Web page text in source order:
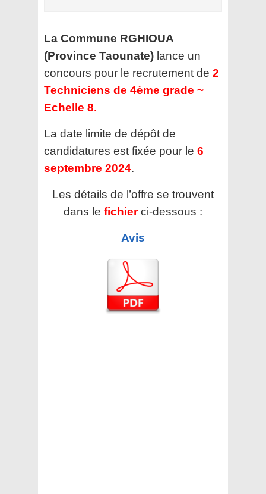
La Commune RGHIOUA
(Province Taounate) lance un
concours pour le recrutement de 2
Techniciens de 4ème grade ~
Echelle 8.
La date limite de dépôt de
candidatures est fixée pour le 6
septembre 2024.
Les détails de l’offre se trouvent
dans le fichier ci-dessous :
Avis